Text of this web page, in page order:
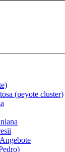
(peyote cluster)